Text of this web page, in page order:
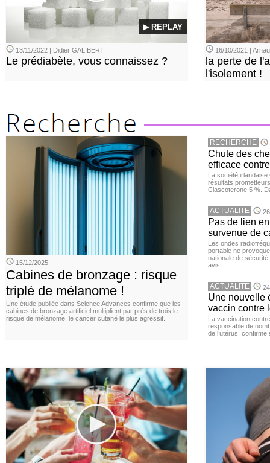
▶ REPLAY
13/11/2022 | Didier GALIBERT
Le prédiabète, vous connaissez ?
16/10/2021 |
la perte de
l'isolement !
15/12/2025
Cabines de bronzage : risque
triplé de mélanome !
Une étude publiée dans Science Advances confirme que les
cabines de bronzage artificiel multiplient par près de trois le
risque de mélanome, le cancer cutané le plus agressif.
RECHERCHE
Chute des
efficace
La société
résultats
Clascoterone 5 %.
ACTUALITE
Pas de lien
survenue de
Les ondes
portable ne
nationale de
avis.
ACTUALITE
Une nouvelle
vaccin contre
La vaccination
responsable de
de l’utérus,